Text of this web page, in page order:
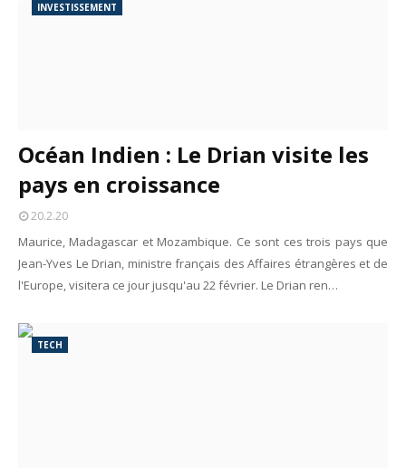
INVESTISSEMENT
Océan Indien : Le Drian visite les
pays en croissance
20.2.20
Maurice, Madagascar et Mozambique. Ce sont ces trois pays que
Jean-Yves Le Drian, ministre français des Affaires étrangères et de
l'Europe, visitera ce jour jusqu'au 22 février. Le Drian ren…
TECH